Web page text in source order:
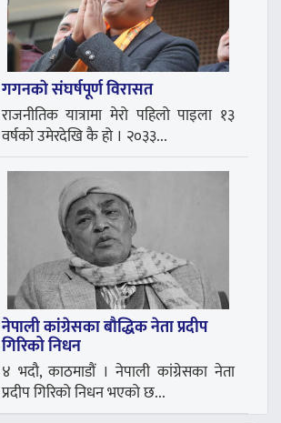
गगनकाे संघर्षपूर्ण विरासत
राजनीतिक यात्रामा मेरो पहिलो पाइला १३
वर्षको उमेरदेखि कै हो । २०३३...
नेपाली कांग्रेसका बाैद्धिक नेता प्रदीप
गिरिको निधन
४ भदौ, काठमाडौं । नेपाली कांग्रेसका नेता
प्रदीप गिरिको निधन भएको छ...